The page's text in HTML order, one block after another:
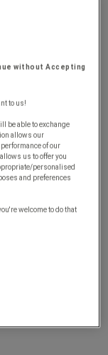
without Accepting
to us!
be able to exchange
allows our
of our
us to offer you
personalised
and preferences
welcome to do that